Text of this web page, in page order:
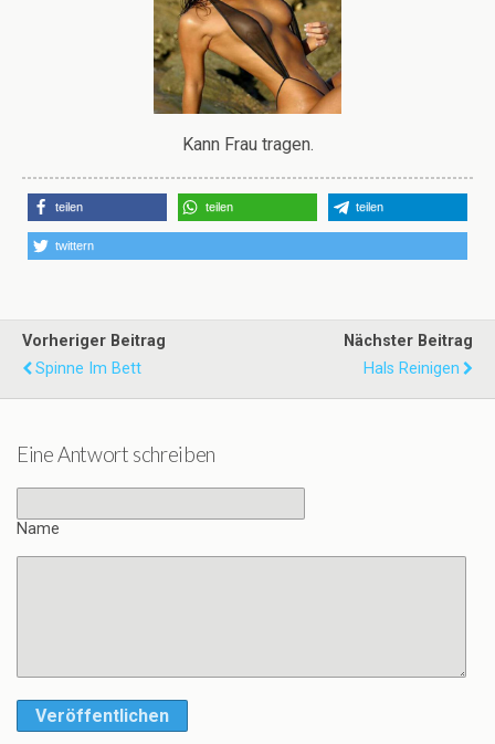
Kann Frau tragen.
teilen teilen teilen
twittern
Vorheriger Beitrag
Spinne Im Bett
Nächster Beitrag
Hals Reinigen
Eine Antwort schreiben
Name
Veröffentlichen